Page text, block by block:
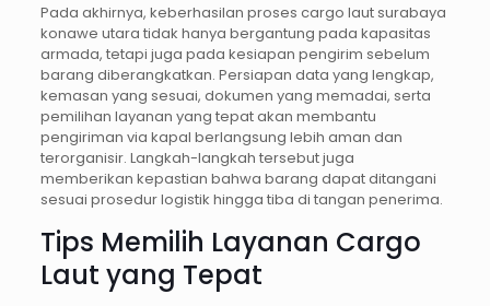
Pada akhirnya, keberhasilan proses cargo laut surabaya
konawe utara tidak hanya bergantung pada kapasitas
armada, tetapi juga pada kesiapan pengirim sebelum
barang diberangkatkan. Persiapan data yang lengkap,
kemasan yang sesuai, dokumen yang memadai, serta
pemilihan layanan yang tepat akan membantu
pengiriman via kapal berlangsung lebih aman dan
terorganisir. Langkah-langkah tersebut juga
memberikan kepastian bahwa barang dapat ditangani
sesuai prosedur logistik hingga tiba di tangan penerima.
Tips Memilih Layanan Cargo
Laut yang Tepat